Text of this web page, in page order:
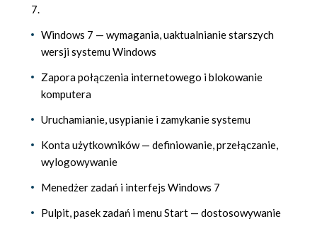
7.
Windows 7 — wymagania, uaktualnianie starszych
wersji systemu Windows
Zapora połączenia internetowego i blokowanie
komputera
Uruchamianie, usypianie i zamykanie systemu
Konta użytkowników — definiowanie, przełączanie,
wylogowywanie
Menedżer zadań i interfejs Windows 7
Pulpit, pasek zadań i menu Start — dostosowywanie